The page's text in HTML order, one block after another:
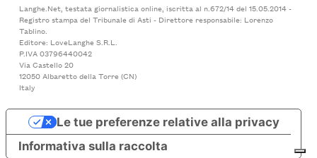
Langhe.Net, testata giornalistica online, iscritta al n.672/14 del 15.05.2014 -
Registro stampa del Tribunale di Asti - Direttore responsabile: Lorenzo
Tablino.
Editore: LoveLanghe S.R.L.
P.IVA 03796440042
Via Castello 20
12050 Albaretto della Torre (CN)
Italy
Informativa sulla raccolta
Le tue preferenze relative alla privacy